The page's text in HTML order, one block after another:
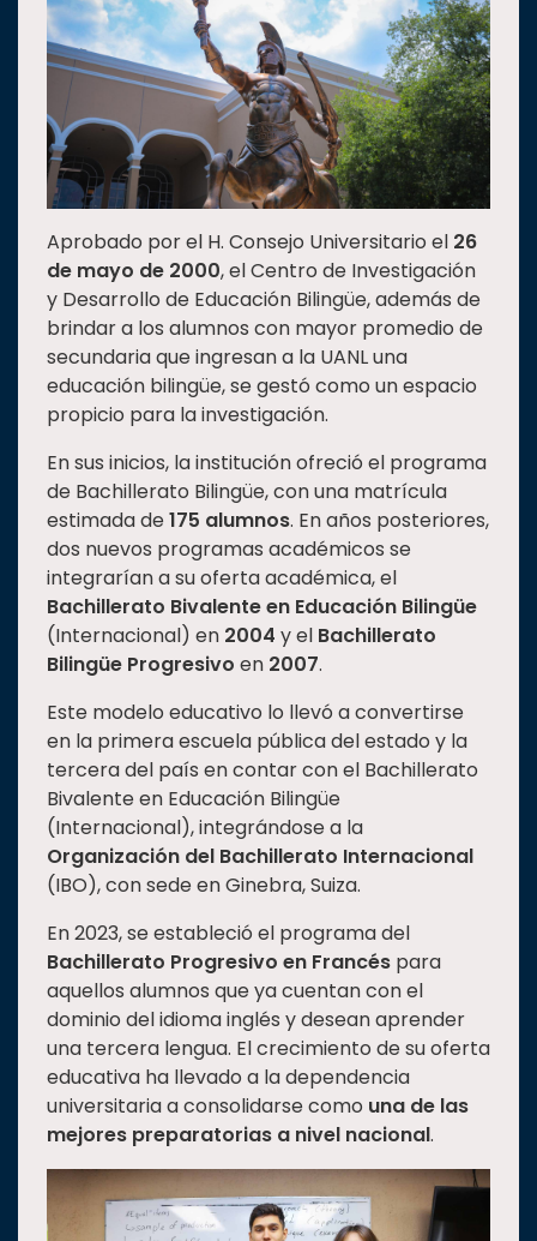
Aprobado por el H. Consejo Universitario el 26
de mayo de 2000, el Centro de Investigación
y Desarrollo de Educación Bilingüe, además de
brindar a los alumnos con mayor promedio de
secundaria que ingresan a la UANL una
educación bilingüe, se gestó como un espacio
propicio para la investigación.
En sus inicios, la institución ofreció el programa
de Bachillerato Bilingüe, con una matrícula
estimada de175 alumnos. En años posteriores,
dos nuevos programas académicos se
integrarían a su oferta académica, el
Bachillerato Bivalente en Educación Bilingüe
(Internacional) en 2004 y el Bachillerato
Bilingüe Progresivo en 2007.
Este modelo educativo lo llevó a convertirse
en la primera escuela pública del estado y la
tercera del país en contar con el Bachillerato
Bivalente en Educación Bilingüe
(Internacional), integrándose a la
Organización del Bachillerato Internacional
(IBO), con sede en Ginebra, Suiza.
En 2023, se estableció el programa del
Bachillerato Progresivo en Francés para
aquellos alumnos que ya cuentan con el
dominio del idioma inglés y desean aprender
una tercera lengua. El crecimiento de su oferta
educativa ha llevado a la dependencia
universitaria a consolidarse como una de las
mejores preparatorias a nivel nacional.